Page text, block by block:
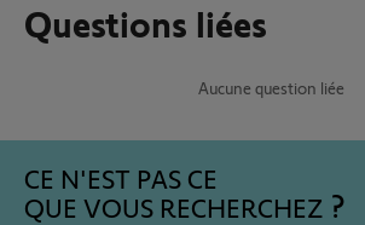
Questions liées
Aucune question liée
CE N'EST PAS CE
QUE VOUS RECHERCHEZ